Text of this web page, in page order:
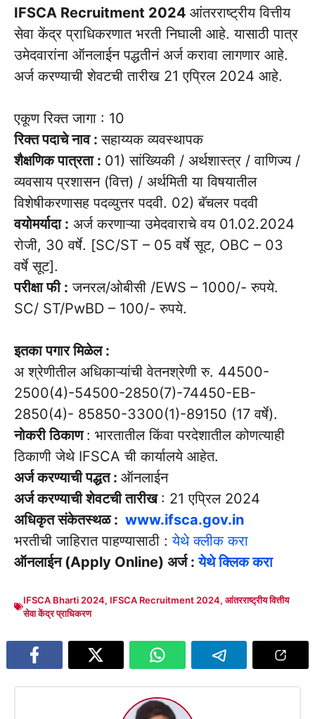
IFSCA Recruitment 2024 आंतरराष्ट्रीय वित्तीय
सेवा केंद्र प्राधिकरणात भरती निघाली आहे. यासाठी पात्र
उमेदवारांना ऑनलाईन पद्धतीनं अर्ज करावा लागणार आहे.
अर्ज करण्याची शेवटची तारीख 21 एप्रिल 2024 आहे.
एकूण रिक्त जागा : 10
रिक्त पदाचे नाव :सहाय्यक व्यवस्थापक
शैक्षणिक पात्रता : 01) सांख्यिकी / अर्थशास्त्र / वाणिज्य /
व्यवसाय प्रशासन (वित्त) / अर्थमिती या विषयातील
विशेषीकरणासह पदव्युत्तर पदवी. 02) बॅचलर पदवी
वयोमर्यादा : अर्ज करणाऱ्या उमेदवाराचे वय 01.02.2024
रोजी, 30 वर्षे. [SC/ST – 05 वर्षे सूट, OBC – 03
वर्षे सूट].
परीक्षा फी : जनरल/ओबीसी /EWS – 1000/- रुपये.
SC/ ST/PwBD – 100/- रुपये.
इतका पगार मिळेल :
अ श्रेणीतील अधिकाऱ्यांची वेतनश्रेणी रु. 44500-
2500(4)-54500-2850(7)-74450-EB-
2850(4)- 85850-3300(1)-89150 (17 वर्षे).
नोकरी ठिकाण: भारतातील किंवा परदेशातील कोणत्याही
ठिकाणी जेथे IFSCA ची कार्यालये आहेत.
अर्ज करण्याची पद्धत : ऑनलाईन
अर्ज करण्याची शेवटची तारीख : 21 एप्रिल 2024
अधिकृत संकेतस्थळ : www.ifsca.gov.in
भरतीची जाहिरात पाहण्यासाठी :येथे क्लीक करा
ऑनलाईन (Apply Online) अर्ज :येथे क्लिक करा
IFSCA Bharti 2024, IFSCA Recruitment 2024, आंतरराष्ट्रीय वित्तीय
सेवा केंद्र प्राधिकरण